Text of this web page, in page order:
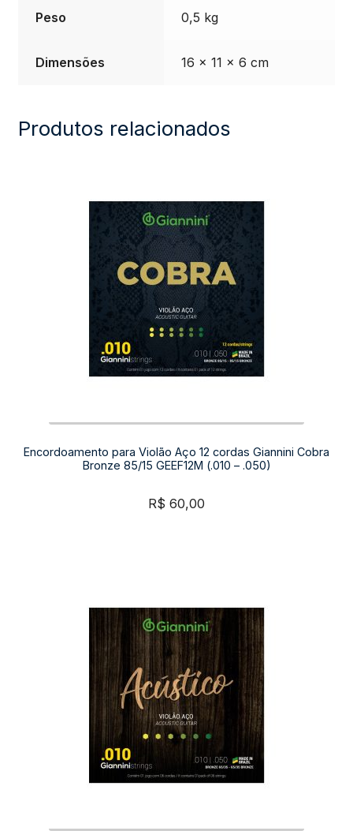
Peso 0,5 kg
Dimensões 16 × 11 × 6 cm
Produtos relacionados
Encordoamento para Violão Aço 12 cordas Giannini Cobra
Bronze 85/15 GEEF12M (.010 – .050)
R$ 60,00